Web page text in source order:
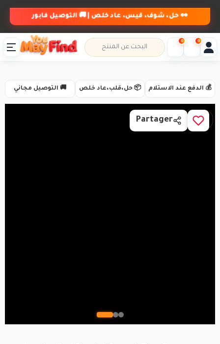
👀 حل، شوف، قيس، عاد خلص | 🚚 التوصيل فابور
🚚 التوصيل مجاني 📦 حل،قلب،عاد خلص 💰 الدفع عند الاستلام
1 / 3
Partager
0 0